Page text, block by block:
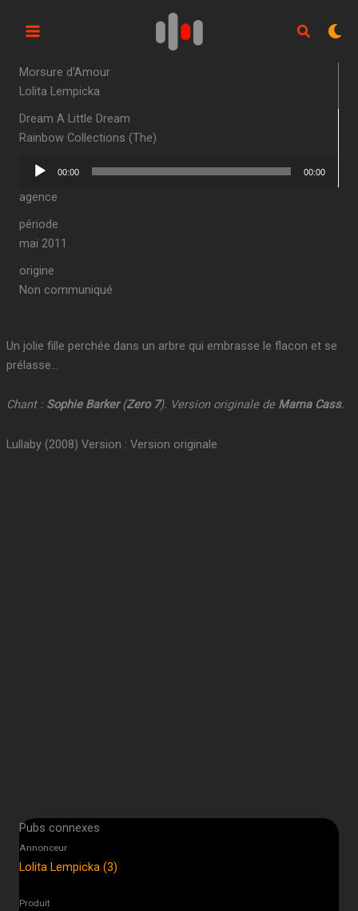
Morsure d'Amour
Lolita Lempicka
Dream A Little Dream
Rainbow Collections (The)
Lecteur
00:00 00:00
agence
période
mai 2011
origine
Non communiqué
Un jolie fille perchée dans un arbre qui embrasse le flacon et se
prélasse…
Chant : Sophie Barker(Zero 7). Version originale de Mama Cass.
Lullaby (2008) Version : Version originale
Pubs connexes
Annonceur
Lolita Lempicka (3)
Produit